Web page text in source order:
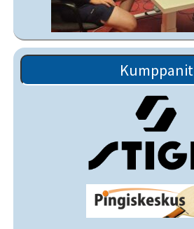
Kumppanit